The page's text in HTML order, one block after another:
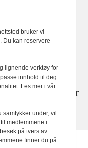
Varsom-
Her
bruker vi
Du kan reservere
lignende verktøy for
innhold til deg
Les mer i vår
under, vil
medlemmene i
på tvers av
finner du på